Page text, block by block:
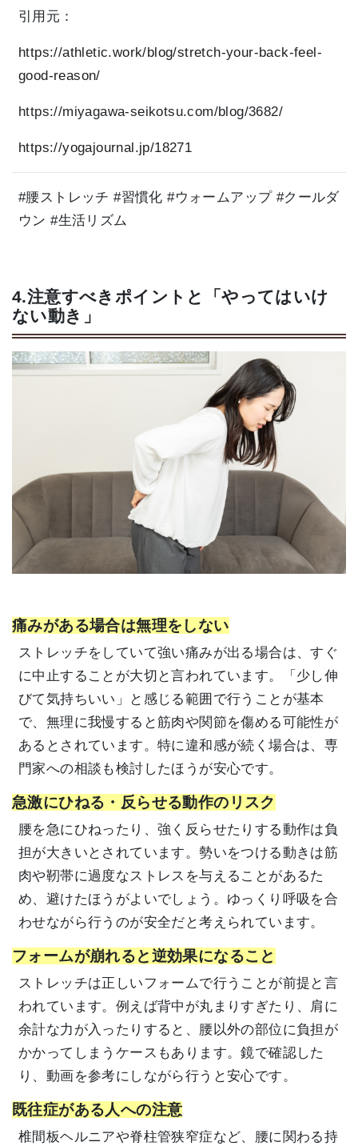
引用元：
https://athletic.work/blog/stretch-your-back-feel-
good-reason/
https://miyagawa-seikotsu.com/blog/3682/
https://yogajournal.jp/18271
#腰ストレッチ #習慣化 #ウォームアップ #クールダ
ウン #生活リズム
4.注意すべきポイントと「やってはいけ
ない動き」
痛みがある場合は無理をしない
ストレッチをしていて強い痛みが出る場合は、すぐ
に中止することが大切と言われています。「少し伸
びて気持ちいい」と感じる範囲で行うことが基本
で、無理に我慢すると筋肉や関節を傷める可能性が
あるとされています。特に違和感が続く場合は、専
門家への相談も検討したほうが安心です。
急激にひねる・反らせる動作のリスク
腰を急にひねったり、強く反らせたりする動作は負
担が大きいとされています。勢いをつける動きは筋
肉や靭帯に過度なストレスを与えることがあるた
め、避けたほうがよいでしょう。ゆっくり呼吸を合
わせながら行うのが安全だと考えられています。
フォームが崩れると逆効果になること
ストレッチは正しいフォームで行うことが前提と言
われています。例えば背中が丸まりすぎたり、肩に
余計な力が入ったりすると、腰以外の部位に負担が
かかってしまうケースもあります。鏡で確認した
り、動画を参考にしながら行うと安心です。
既往症がある人への注意
椎間板ヘルニアや脊柱管狭窄症など、腰に関わる持